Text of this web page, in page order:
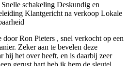
Snelle schakeling Deskundig en
Klantgericht na verkoop Lokale
Ron Pieters , snel verkocht op een
Zeker aan te bevelen deze
hij het over heeft, en is daarbij zeer